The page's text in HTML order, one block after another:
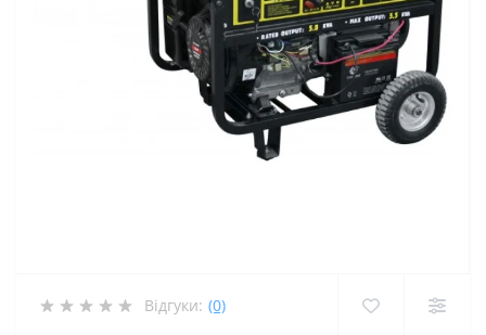
Відгуки: (0)